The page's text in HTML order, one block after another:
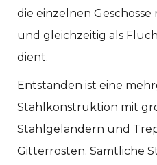
die einzelnen
und gleichzeitig als
dient.
Entstanden ist eine
Stahlkonstruktion mit
Stahlgeländern und
Gitterrosten. Sämtliche